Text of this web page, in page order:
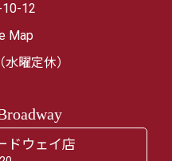
12
Map
曜定休）
ドウェイ店